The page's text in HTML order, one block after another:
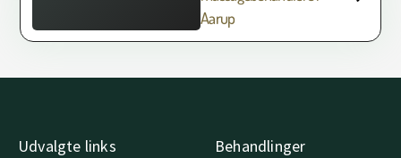
Aarup
Udvalgte links Behandlinger